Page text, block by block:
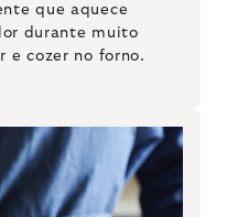
que aquece
durante muito
e cozer no forno.